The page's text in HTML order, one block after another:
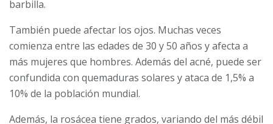
barbilla.
También puede afectar los ojos. Muchas veces
comienza entre las edades de 30 y 50 años y afecta a
más mujeres que hombres. Además del acné, puede ser
confundida con quemaduras solares y ataca de 1,5% a
10% de la población mundial.
Además, la rosácea tiene grados, variando del más débil